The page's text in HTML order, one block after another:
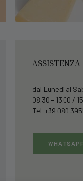
ASSISTENZA
dal Lunedì al
08.30 – 13.00 /
Tel. +39 080
WHATSAPP